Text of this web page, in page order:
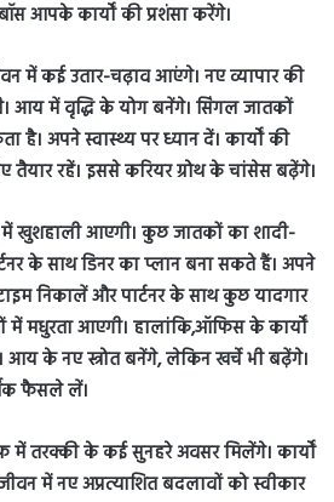
आपके कार्यों की प्रशंसा करेंगे।
में कई उतार-चढ़ाव आएंगे। नए व्यापार की
आय में वृद्धि के योग बनेंगे। सिंगल जातकों
है। अपने स्वास्थ्य पर ध्यान दें। कार्यों की
तैयार रहें। इससे करियर ग्रोथ के चांसेस बढ़ेंगे।
में खुशहाली आएगी। कुछ जातकों का शादी-
के साथ डिनर का प्लान बना सकते हैं। अपने
निकालें और पार्टनर के साथ कुछ यादगार
में मधुरता आएगी। हालांकि,ऑफिस के कार्यों
आय के नए स्त्रोत बनेंगे, लेकिन खर्चे भी बढ़ेंगे।
फैसले लें।
में तरक्की के कई सुनहरे अवसर मिलेंगे। कार्यों
में नए अप्रत्याशित बदलावों को स्वीकार